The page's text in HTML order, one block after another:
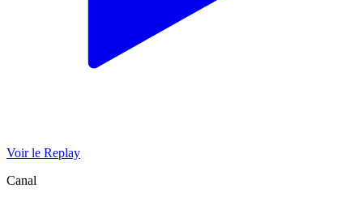
Voir le Replay
Canal